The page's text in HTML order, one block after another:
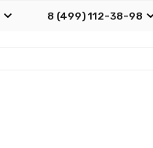
8 (499) 112-38-98